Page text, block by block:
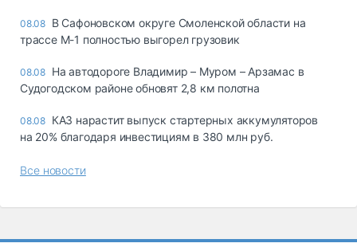
08.08 В Сафоновском округе Смоленской области на
трассе М-1 полностью выгорел грузовик
08.08 На автодороге Владимир – Муром – Арзамас в
Судогодском районе обновят 2,8 км полотна
08.08 КАЗ нарастит выпуск стартерных аккумуляторов
на 20% благодаря инвестициям в 380 млн руб.
Все новости